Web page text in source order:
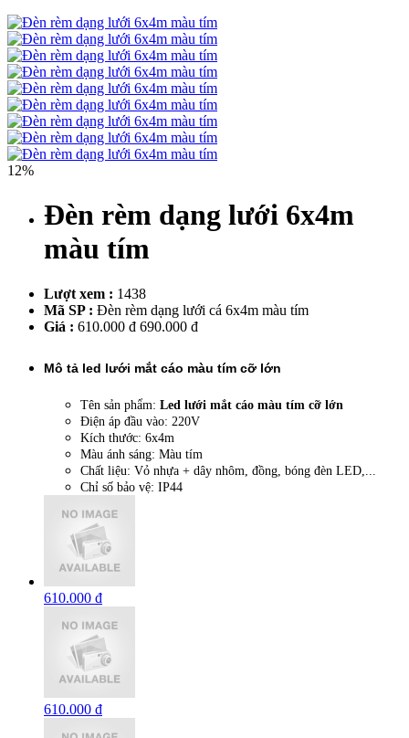
12%
Đèn rèm dạng lưới 6x4m
màu tím
Lượt xem : 1438
Mã SP : Đèn rèm dạng lưới cá 6x4m màu tím
Giá : 610.000 đ 690.000 đ
Mô tả led lưới mắt cáo màu tím cỡ lớn
Tên sản phẩm: Led lưới mắt cáo màu tím cỡ lớn
Điện áp đầu vào: 220V
Kích thước: 6x4m
Màu ánh sáng: Màu tím
Chất liệu: Vỏ nhựa + dây nhôm, đồng, bóng đèn LED,...
Chỉ số bảo vệ: IP44
610.000 đ
610.000 đ